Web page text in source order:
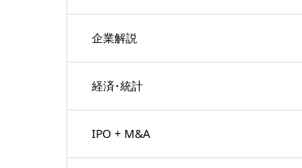
企業解説
経済･統計
IPO + M&A